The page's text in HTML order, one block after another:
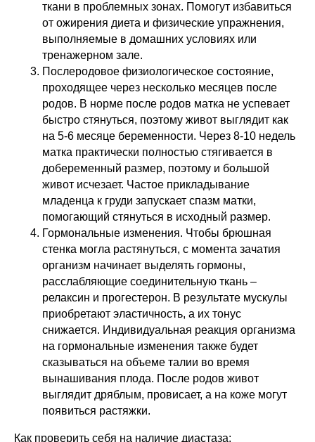
ткани в проблемных зонах. Помогут избавиться
от ожирения диета и физические упражнения,
выполняемые в домашних условиях или
тренажерном зале.
Послеродовое физиологическое состояние,
проходящее через несколько месяцев после
родов. В норме после родов матка не успевает
быстро стянуться, поэтому живот выглядит как
на 5-6 месяце беременности. Через 8-10 недель
матка практически полностью стягивается в
добеременный размер, поэтому и большой
живот исчезает. Частое прикладывание
младенца к груди запускает спазм матки,
помогающий стянуться в исходный размер.
Гормональные изменения. Чтобы брюшная
стенка могла растянуться, с момента зачатия
организм начинает выделять гормоны,
расслабляющие соединительную ткань –
релаксин и прогестерон. В результате мускулы
приобретают эластичность, а их тонус
снижается. Индивидуальная реакция организма
на гормональные изменения также будет
сказываться на объеме талии во время
вынашивания плода. После родов живот
выглядит дряблым, провисает, а на коже могут
появиться растяжки.
Как проверить себя на наличие диастаза: